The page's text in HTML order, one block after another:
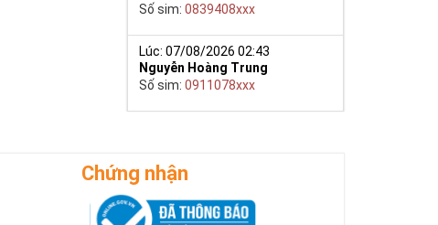
Số sim:0839408xxx
Lúc: 07/08/2026 02:43
Nguyễn Hoàng Trung
Số sim:0911078xxx
Chứng nhận